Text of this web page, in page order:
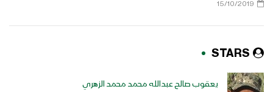
15/10/2019
STARS
يعقوب صالح عبدالله محمد محمد الزهري